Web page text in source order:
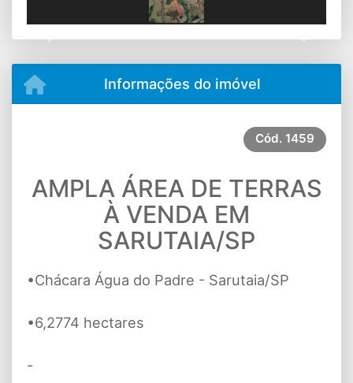
Informações do imóvel
Cód. 1459
AMPLA ÁREA DE TERRAS
À VENDA EM
SARUTAIA/SP
•Chácara Água do Padre - Sarutaia/SP
•6,2774 hectares
-